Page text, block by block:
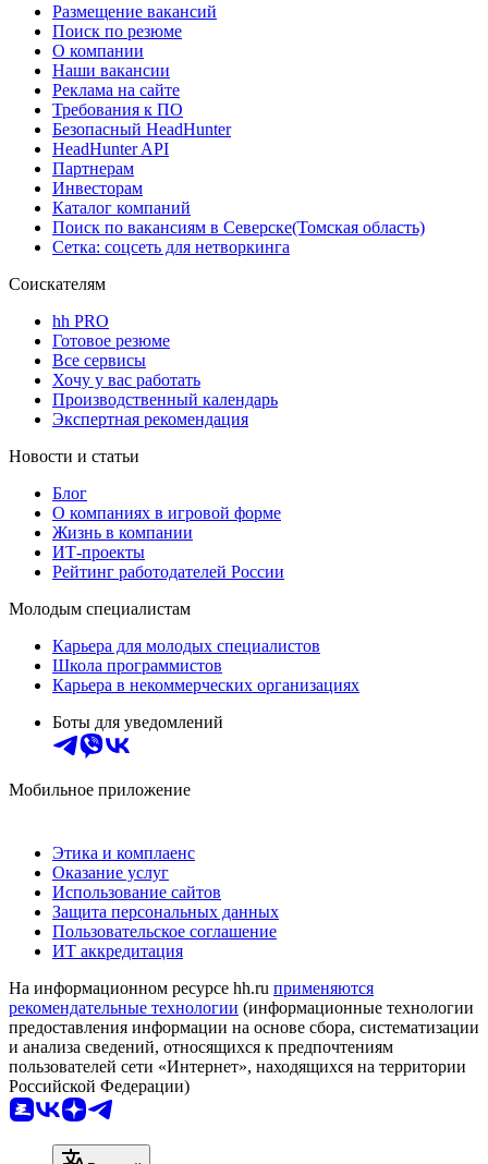
Размещение вакансий
Поиск по резюме
О компании
Наши вакансии
Реклама на сайте
Требования к ПО
Безопасный HeadHunter
HeadHunter API
Партнерам
Инвесторам
Каталог компаний
Поиск по вакансиям в Северске(Томская область)
Сетка: соцсеть для нетворкинга
Соискателям
hh PRO
Готовое резюме
Все сервисы
Хочу у вас работать
Производственный календарь
Экспертная рекомендация
Новости и статьи
Блог
О компаниях в игровой форме
Жизнь в компании
ИТ-проекты
Рейтинг работодателей России
Молодым специалистам
Карьера для молодых специалистов
Школа программистов
Карьера в некоммерческих организациях
Боты для уведомлений
Мобильное приложение
Этика и комплаенс
Оказание услуг
Использование сайтов
Защита персональных данных
Пользовательское соглашение
ИТ аккредитация
На информационном ресурсе hh.ru применяются
рекомендательные технологии (информационные технологии
предоставления информации на основе сбора, систематизации
и анализа сведений, относящихся к предпочтениям
пользователей сети «Интернет», находящихся на территории
Российской Федерации)